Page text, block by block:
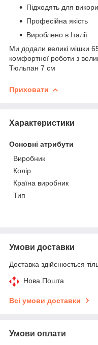
Підходять для
Професійна якість
Вироблено в Італії
Ми додали великі мішки
комфортної роботи з
Тюльпан 7 см
Приховати
Характеристики
Основні атрибути
Виробник
Колір
Країна виробник
Тип
Умови доставки
Доставка здійснюється
Нова Пошта
Всі умови доставки
Умови оплати